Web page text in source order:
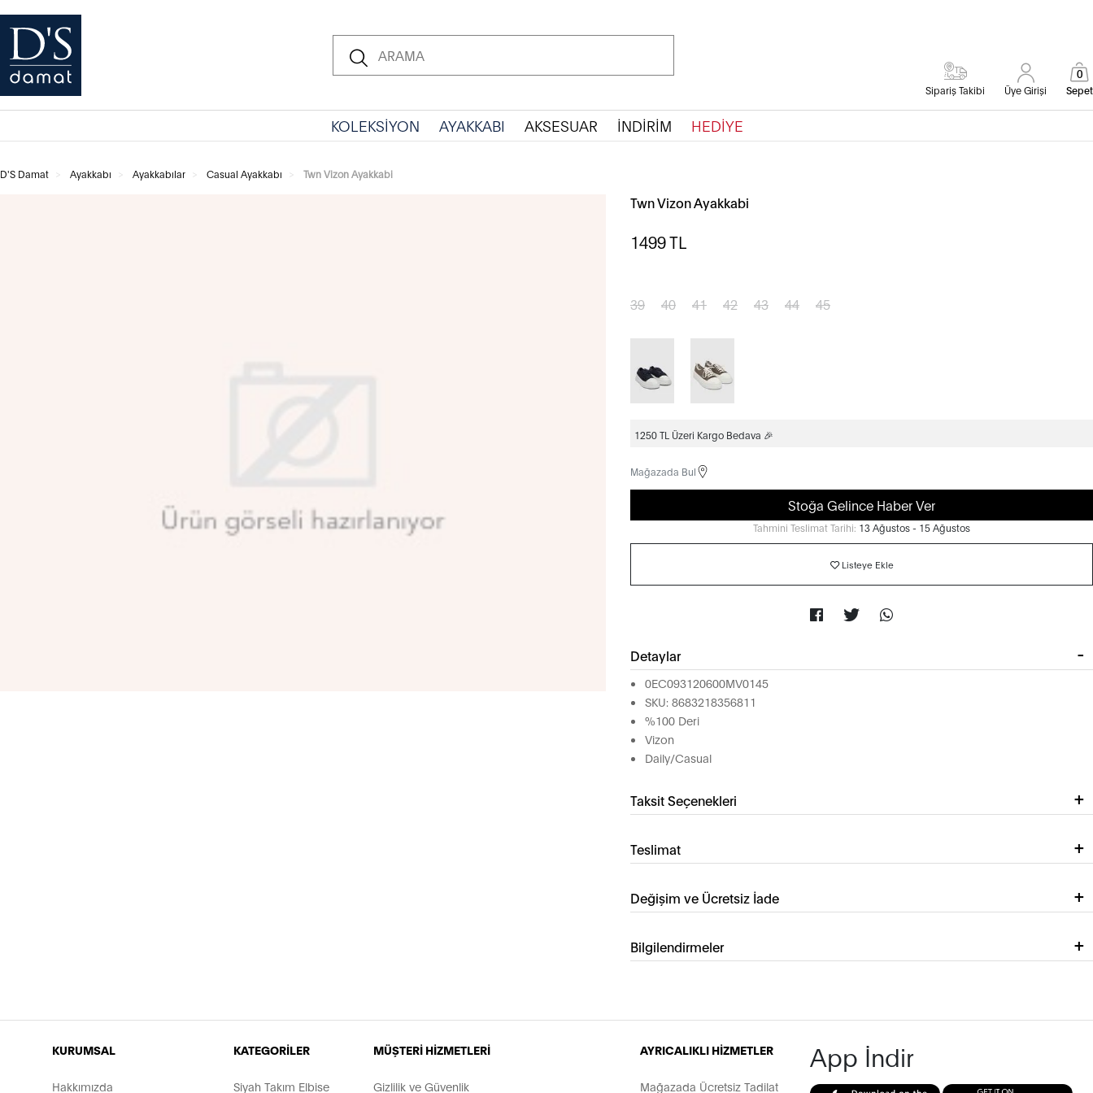
Sipariş Takibi Üye Girişi Sepet
0
KOLEKSİYON AYAKKABI AKSESUAR İNDİRİM HEDİYE
D'S Damat Ayakkabı Ayakkabılar Casual Ayakkabı Twn Vizon Ayakkabi
Twn Vizon Ayakkabi
1499TL
39 40 41 42 43 44 45
1250 TL Üzeri Kargo Bedava 🎉
Mağazada Bul
Stoğa Gelince Haber Ver
Tahmini Teslimat Tarihi: 13 Ağustos - 15 Ağustos
Listeye Ekle
Detaylar
0EC093120600MV0145
SKU: 8683218356811
%100 Deri
Vizon
Daily/Casual
Taksit Seçenekleri
Teslimat
Değişim ve Ücretsiz İade
Bilgilendirmeler
KURUMSAL
Hakkımızda
KATEGORİLER
Siyah Takım Elbise
MÜŞTERİ HİZMETLERİ
Gizlilik ve Güvenlik
AYRICALIKLI HİZMETLER
Mağazada Ücretsiz Tadilat
App İndir